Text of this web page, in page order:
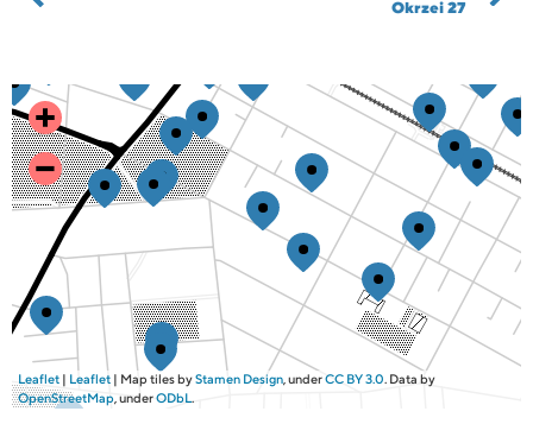
Okrzei 27
Leaflet | Leaflet | Map tiles byStamen Design, underCC BY 3.0. Data by
OpenStreetMap, underODbL.